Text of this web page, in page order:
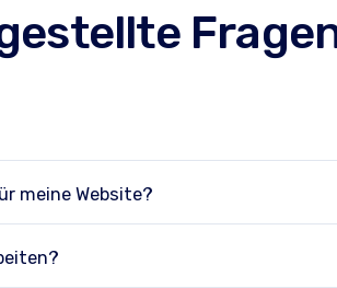
meine Website?